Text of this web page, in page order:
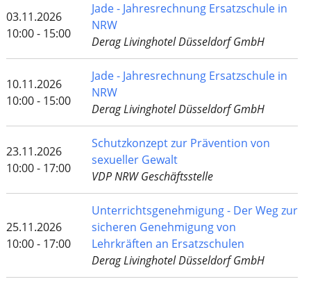
03.11.2026
10:00 - 15:00
Jade - Jahresrechnung Ersatzschule in
NRW
Derag Livinghotel Düsseldorf GmbH
10.11.2026
10:00 - 15:00
Jade - Jahresrechnung Ersatzschule in
NRW
Derag Livinghotel Düsseldorf GmbH
23.11.2026
10:00 - 17:00
Schutzkonzept zur Prävention von
sexueller Gewalt
VDP NRW Geschäftsstelle
25.11.2026
10:00 - 17:00
Unterrichtsgenehmigung - Der Weg zur
sicheren Genehmigung von
Lehrkräften an Ersatzschulen
Derag Livinghotel Düsseldorf GmbH